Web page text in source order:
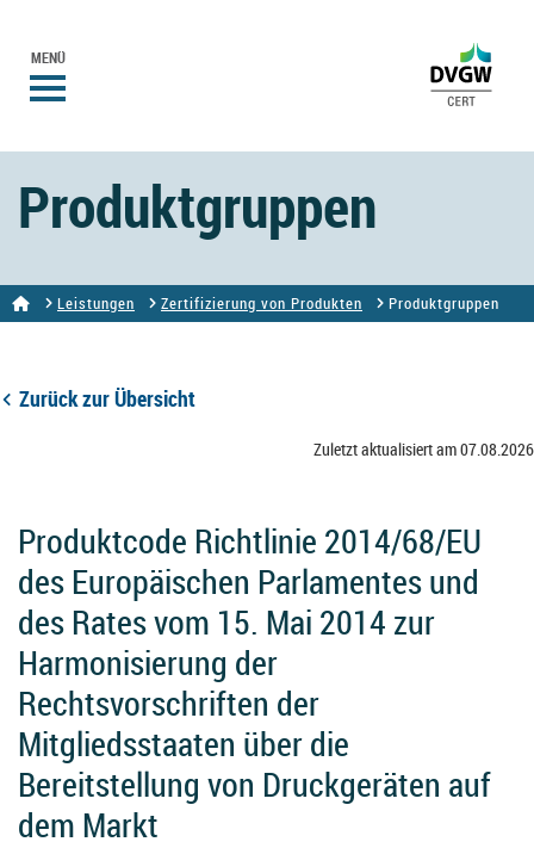
MENÜ
Produktgruppen
Leistungen Zertifizierung von Produkten Produktgruppen
Zurück zur Übersicht
Zuletzt aktualisiert am 07.08.2026
Produktcode Richtlinie 2014/68/EU
des Europäischen Parlamentes und
des Rates vom 15. Mai 2014 zur
Harmonisierung der
Rechtsvorschriften der
Mitgliedsstaaten über die
Bereitstellung von Druckgeräten auf
dem Markt